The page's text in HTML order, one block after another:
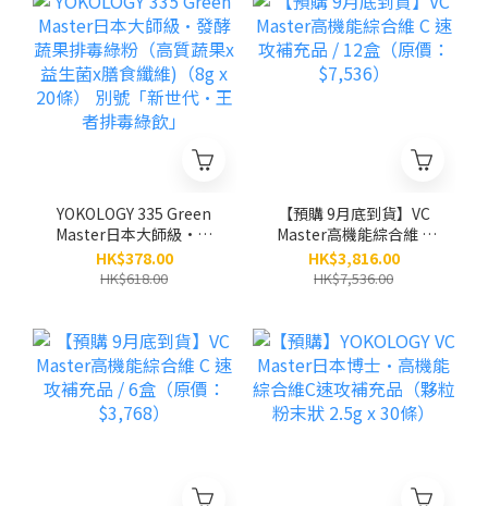
YOKOLOGY 335 Green
Master日本大師級•發
酵蔬果排毒綠粉（高質蔬
果x益生菌x膳食纖維)
HK$378.00
HK$618.00
【預購 9月底到貨】VC
Master高機能綜合維 C
速攻補充品 / 12盒（原
價：$7,536）
HK$3,816.00
HK$7,536.00